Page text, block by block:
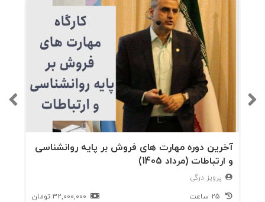
آخرین دوره مهارت های فروش بر پایه روانشناسی
و ارتباطات (مرداد 1405)
پرویز درگی
32,000,000 تومان